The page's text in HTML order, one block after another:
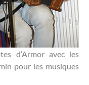
d’Armor avec les
pour les musiques